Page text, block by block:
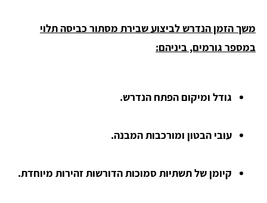
משך הזמן הנדרש לביצוע שבירת מסתור כביסה תלוי
במספר גורמים, ביניהם:
גודל ומיקום הפתח הנדרש.
עובי הבטון ומורכבות המבנה.
קיומן של תשתיות סמוכות הדורשות זהירות מיוחדת.